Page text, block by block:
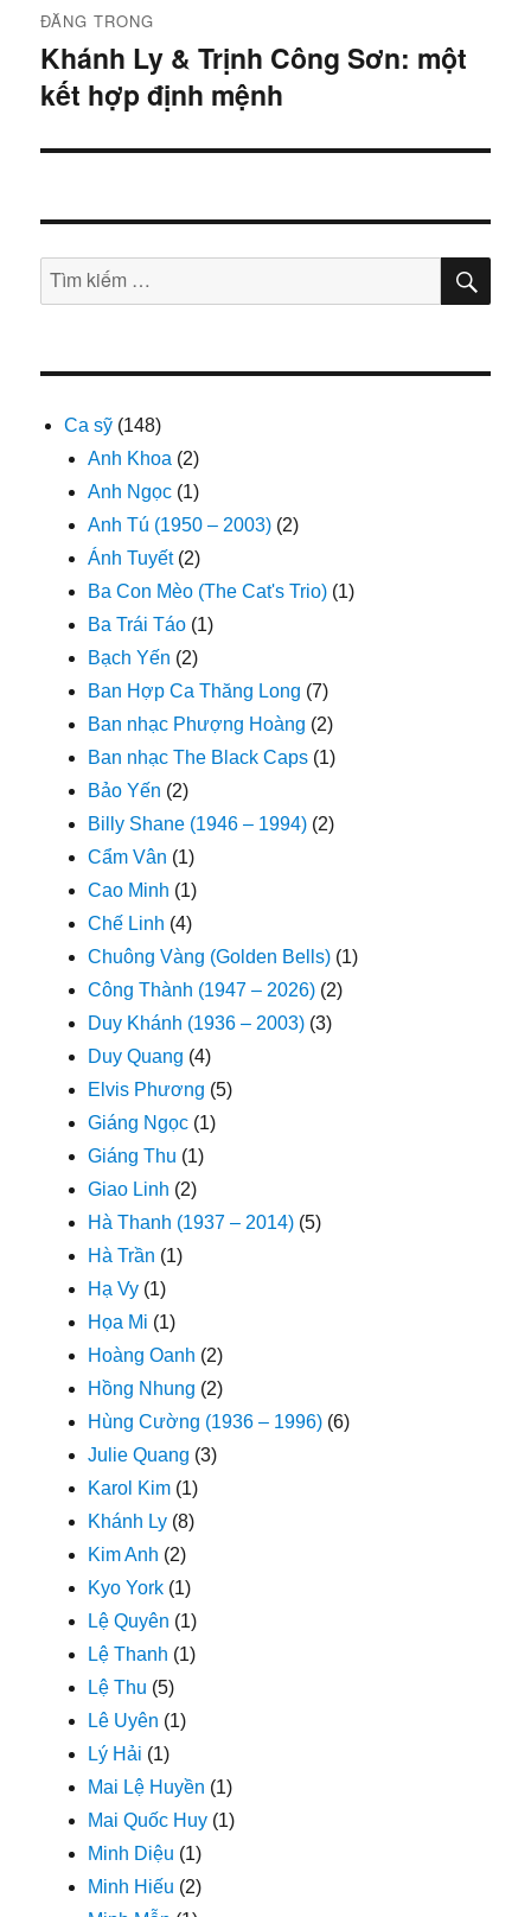
hướng
bài
viết
ĐĂNG TRONG
Khánh Ly & Trịnh Công Sơn: một
kết hợp định mệnh
Tìm
kiếm:
TÌM
Ca sỹ (148)
Anh Khoa (2)
Anh Ngọc (1)
Anh Tú (1950 – 2003) (2)
Ánh Tuyết(2)
Ba Con Mèo (The Cat's Trio) (1)
Ba Trái Táo (1)
Bạch Yến (2)
Ban Hợp Ca Thăng Long (7)
Ban nhạc Phượng Hoàng (2)
Ban nhạc The Black Caps (1)
Bảo Yến (2)
Billy Shane (1946 – 1994) (2)
Cẩm Vân (1)
Cao Minh (1)
Chế Linh (4)
Chuông Vàng (Golden Bells) (1)
Công Thành (1947 – 2026) (2)
Duy Khánh (1936 – 2003) (3)
Duy Quang (4)
Elvis Phương (5)
Giáng Ngọc (1)
Giáng Thu (1)
Giao Linh (2)
Hà Thanh (1937 – 2014) (5)
Hà Trần (1)
Hạ Vy (1)
Họa Mi (1)
Hoàng Oanh (2)
Hồng Nhung (2)
Hùng Cường (1936 – 1996) (6)
Julie Quang (3)
Karol Kim (1)
Khánh Ly (8)
Kim Anh (2)
Kyo York (1)
Lệ Quyên (1)
Lệ Thanh (1)
Lệ Thu (5)
Lê Uyên (1)
Lý Hải (1)
Mai Lệ Huyền (1)
Mai Quốc Huy (1)
Minh Diệu (1)
Minh Hiếu (2)